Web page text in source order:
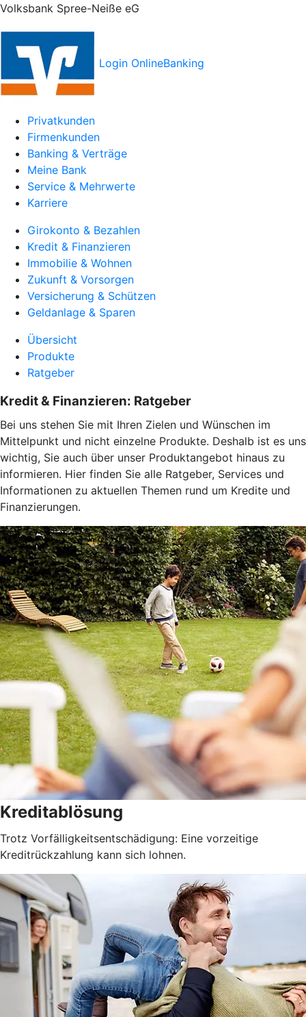
Volksbank Spree-Neiße eG
Login OnlineBanking
Privatkunden
Firmenkunden
Banking & Verträge
Meine Bank
Service & Mehrwerte
Karriere
Girokonto & Bezahlen
Kredit & Finanzieren
Immobilie & Wohnen
Zukunft & Vorsorgen
Versicherung & Schützen
Geldanlage & Sparen
Übersicht
Produkte
Ratgeber
Kredit & Finanzieren: Ratgeber
Bei uns stehen Sie mit Ihren Zielen und Wünschen im
Mittelpunkt und nicht einzelne Produkte. Deshalb ist es uns
wichtig, Sie auch über unser Produktangebot hinaus zu
informieren. Hier finden Sie alle Ratgeber, Services und
Informationen zu aktuellen Themen rund um Kredite und
Finanzierungen.
Kreditablösung
Trotz Vorfälligkeitsentschädigung: Eine vorzeitige
Kreditrückzahlung kann sich lohnen.